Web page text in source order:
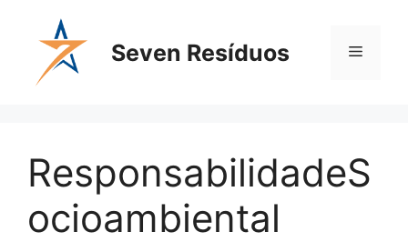
Seven Resíduos
ResponsabilidadeS
ocioambiental